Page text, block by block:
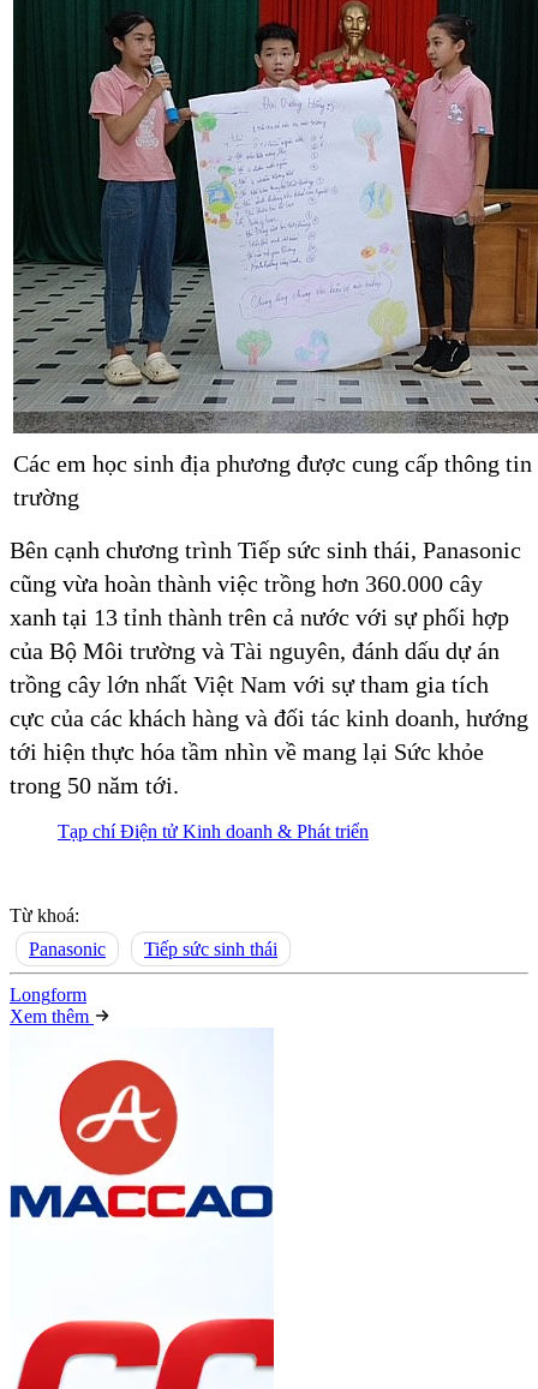
Các em học sinh địa phương được cung cấp thông
trường
Bên cạnh chương trình Tiếp sức sinh thái, Panasonic
cũng vừa hoàn thành việc trồng hơn 360.000 cây
xanh tại 13 tỉnh thành trên cả nước với sự phối hợp
của Bộ Môi trường và Tài nguyên, đánh dấu dự án
trồng cây lớn nhất Việt Nam với sự tham gia tích
cực của các khách hàng và đối tác kinh doanh, hướng
tới hiện thực hóa tầm nhìn về mang lại Sức khỏe
trong 50 năm tới.
Tạp chí Điện tử Kinh doanh & Phát triển
Từ khoá:
Panasonic
Tiếp sức sinh thái
Longform
Xem thêm